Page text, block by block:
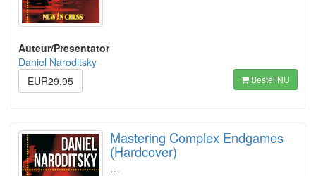
Auteur/Presentator
Daniel Naroditsky
EUR29.95
Bestel NU
Mastering Complex Endgames
(Hardcover)
…